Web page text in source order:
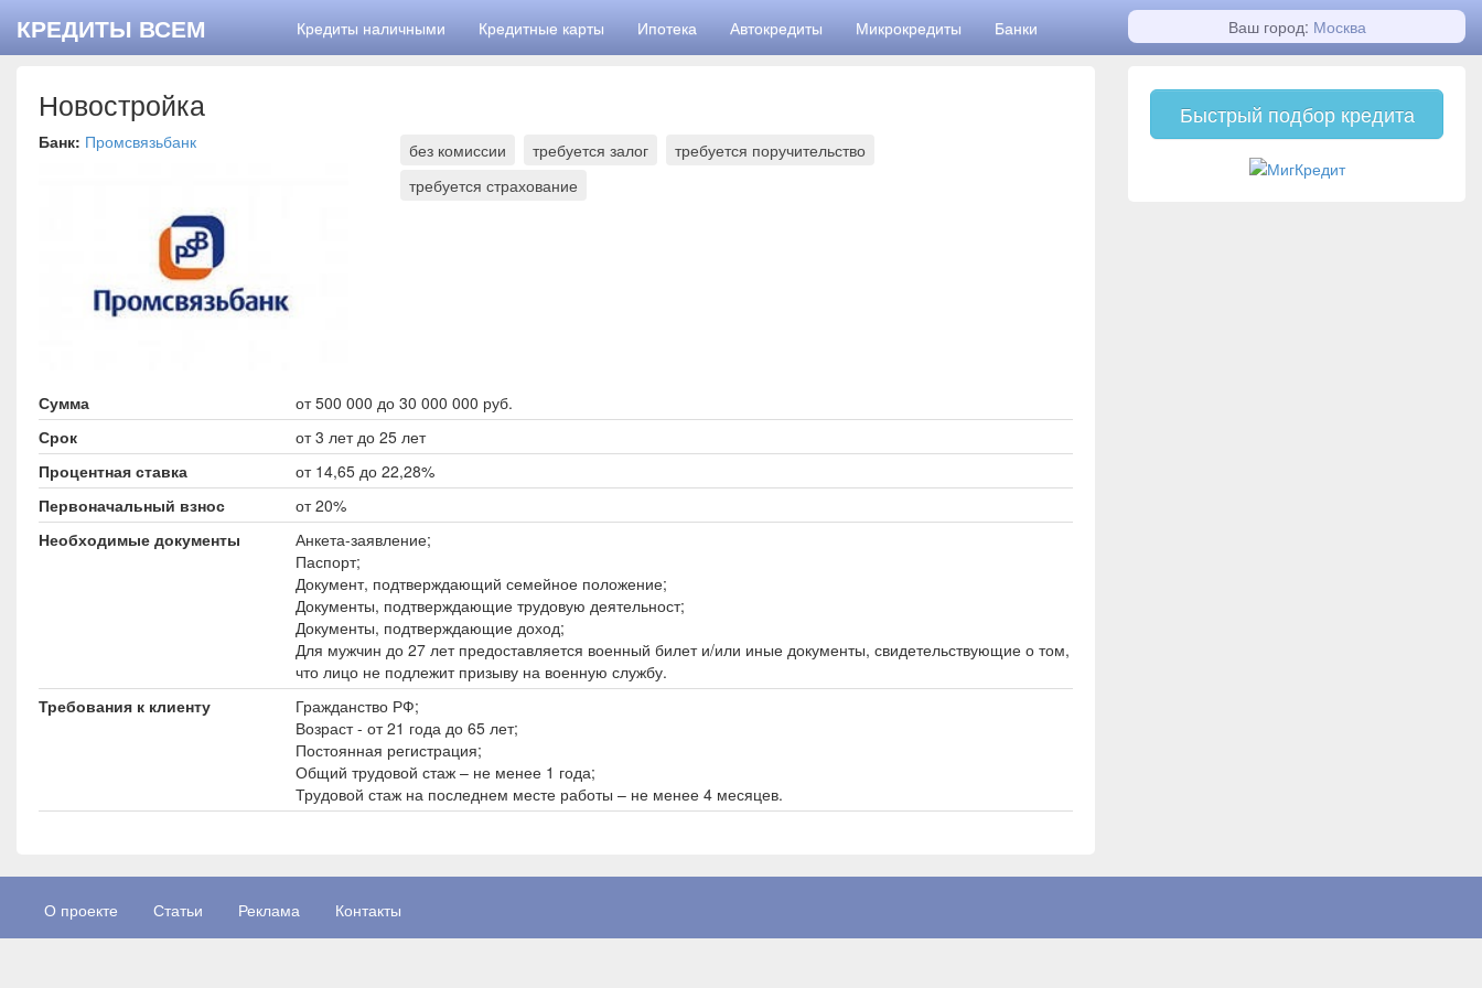
КРЕДИТЫ ВСЕМ Кредиты наличными Кредитные карты Ипотека Автокредиты Микрокредиты Банки Ваш город: Москва
Новостройка
Банк: Промсвязьбанк без комиссии требуется залог
требуется поручительство
требуется страхование
Сумма
от 500 000 до 30 000 000 руб.
Срок
от 3 лет до 25 лет
Процентная ставка
от 14,65 до 22,28%
Первоначальный взнос
от 20%
Необходимые документы
Анкета-заявление;
Паспорт;
Документ, подтверждающий семейное положение;
Документы, подтверждающие трудовую деятельност;
Документы, подтверждающие доход;
Для мужчин до 27 лет предоставляется военный билет и/или иные документы, свидетельствующие о том,
что лицо не подлежит призыву на военную службу.
Требования к клиенту
Гражданство РФ;
Возраст - от 21 года до 65 лет;
Постоянная регистрация;
Общий трудовой стаж – не менее 1 года;
Трудовой стаж на последнем месте работы – не менее 4 месяцев.
Быстрый подбор кредита
О проекте Статьи Реклама Контакты